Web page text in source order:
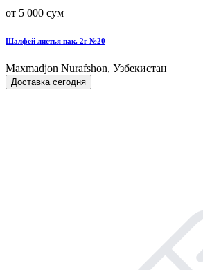
от 5 000 сум
Шалфей листья пак. 2г №20
Maxmadjon Nurafshon, Узбекистан
Доставка сегодня